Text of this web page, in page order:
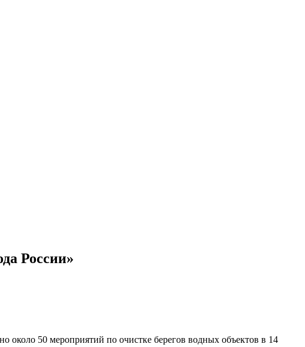
России»
около 50 мероприятий по очистке берегов водных объектов в 14